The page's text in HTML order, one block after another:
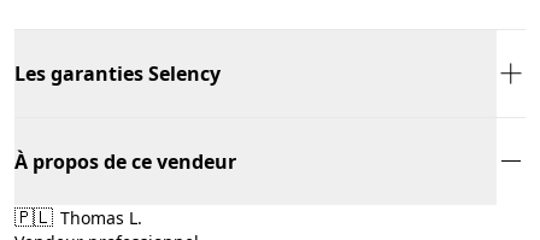
Les garanties Selency
À propos de ce vendeur
🇵🇱 Thomas L.